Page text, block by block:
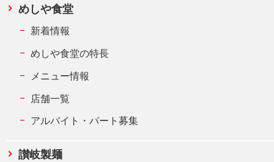
めしや食堂
新着情報
めしや食堂の特長
メニュー情報
店舗一覧
アルバイト・パート募集
讃岐製麺